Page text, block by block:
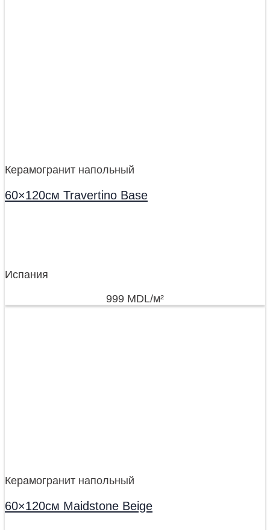
Керамогранит напольный
60×120см Travertino Base
Испания
999 MDL/м²
Керамогранит напольный
60×120см Maidstone Beige